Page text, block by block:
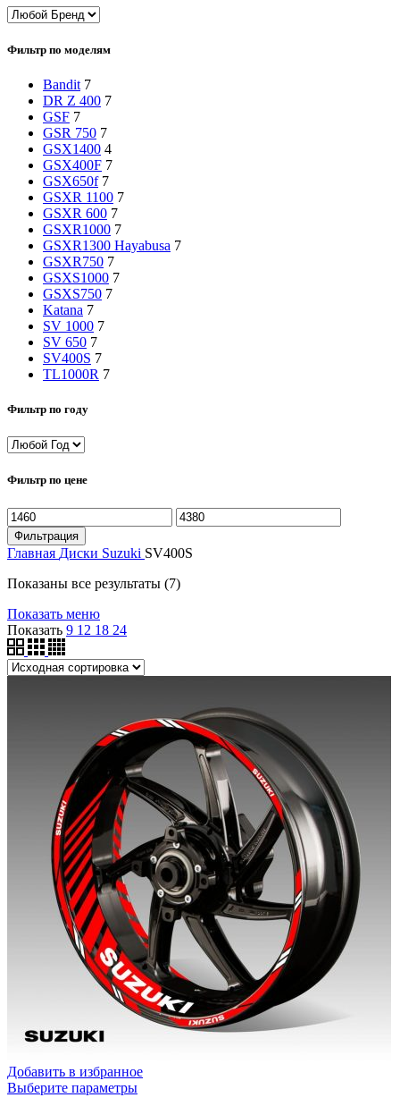
Фильтр по моделям
Bandit 7
DR Z 400 7
GSF 7
GSR 750 7
GSX1400 4
GSX400F 7
GSX650f 7
GSXR 1100 7
GSXR 600 7
GSXR1000 7
GSXR1300 Hayabusa 7
GSXR750 7
GSXS1000 7
GSXS750 7
Katana 7
SV 1000 7
SV 650 7
SV400S 7
TL1000R 7
Фильтр по году
Фильтр по цене
Минимальная
цена
Максимальная
цена
Фильтрация
Главная Диски Suzuki SV400S
Показаны все результаты (7)
Показать меню
Показать 9 12 18 24
Добавить в избранное
Выберите параметры